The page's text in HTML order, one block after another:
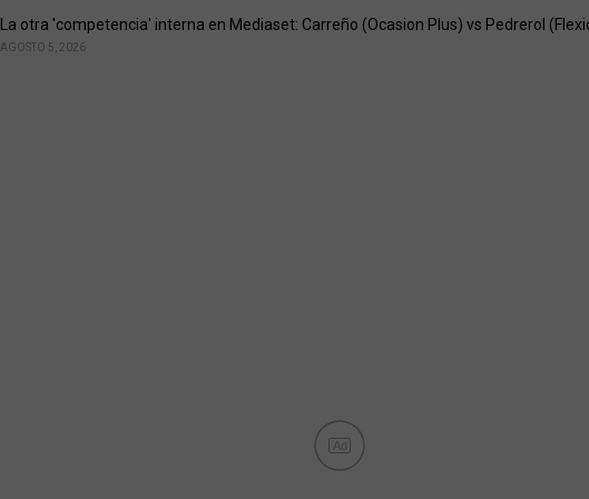
La otra 'competencia' interna en Mediaset: Carreño (Ocasion Plus) vs Pedrerol
AGOSTO 5, 2026
Ad